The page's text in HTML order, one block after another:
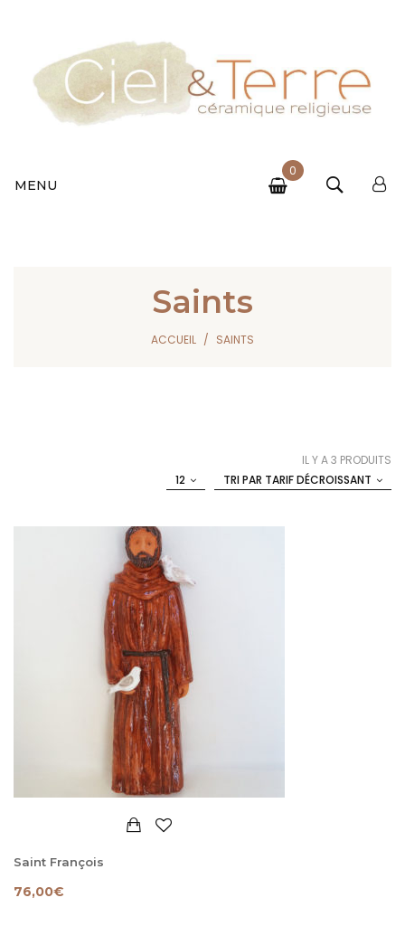
MENU
0
Saints
ACCUEIL SAINTS
IL Y A 3 PRODUITS
TRI PAR TARIF DÉCROISSANT
12
Saint François
76,00€